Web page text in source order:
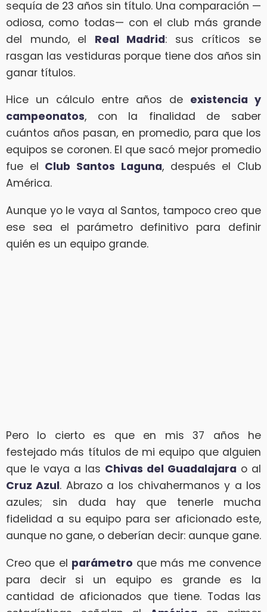
sequía de 23 años sin título. Una comparación —
odiosa, como todas— con el club más grande
del mundo, el Real Madrid: sus críticos se
rasgan las vestiduras porque tiene dos años sin
ganar títulos.
Hice un cálculo entre años de existencia y
campeonatos, con la finalidad de saber
cuántos años pasan, en promedio, para que los
equipos se coronen. El que sacó mejor promedio
fue el Club Santos Laguna, después el Club
América.
Aunque yo le vaya al Santos, tampoco creo que
ese sea el parámetro definitivo para definir
quién es un equipo grande.
Pero lo cierto es que en mis 37 años he
festejado más títulos de mi equipo que alguien
que le vaya a las Chivas del Guadalajara o al
Cruz Azul. Abrazo a los chivahermanos y a los
azules; sin duda hay que tenerle mucha
fidelidad a su equipo para ser aficionado este,
aunque no gane, o deberían decir: aunque gane.
Creo que el parámetro que más me convence
para decir si un equipo es grande es la
cantidad de aficionados que tiene. Todas las